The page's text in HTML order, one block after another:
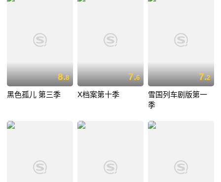
8.8
黑色孤儿 第三季
7.6
X档案第十季
7.2
雪国列车剧版第一
季